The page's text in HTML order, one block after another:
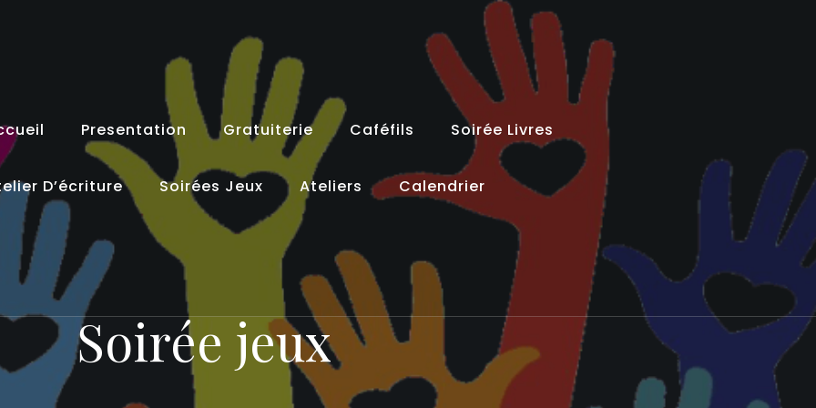
Presentation Gratuiterie Caféfils Soirée Livres
D’écriture Soirées Jeux Ateliers Calendrier
Soirée jeux